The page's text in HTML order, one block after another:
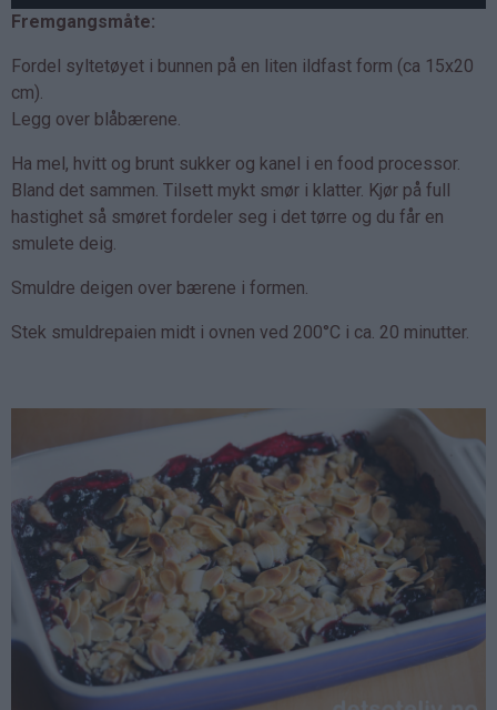
Fremgangsmåte:
Fordel syltetøyet i bunnen på en liten ildfast form (ca 15x20
cm).
Legg over blåbærene.
Ha mel, hvitt og brunt sukker og kanel i en food processor.
Bland det sammen. Tilsett mykt smør i klatter. Kjør på full
hastighet så smøret fordeler seg i det tørre og du får en
smulete deig.
Smuldre deigen over bærene i formen.
Stek smuldrepaien midt i ovnen ved 200°C i ca. 20 minutter.